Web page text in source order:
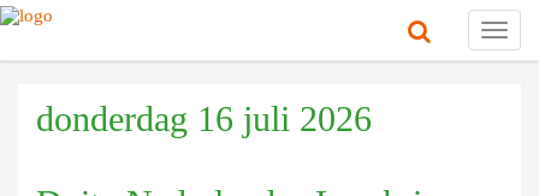
donderdag 16 juli 2026